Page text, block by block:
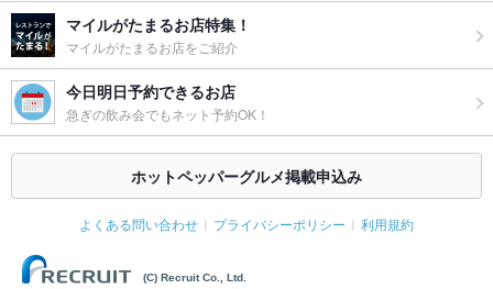
マイルがたまるお店特集！
マイルがたまるお店をご紹介
今日明日予約できるお店
急ぎの飲み会でもネット予約OK！
ホットペッパーグルメ掲載申込み
よくある問い合わせ プライバシーポリシー 利用規約
(C) Recruit Co., Ltd.